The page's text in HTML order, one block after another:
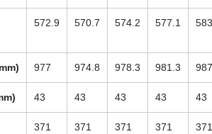
572.9 570.7 574.2 577.1
977 974.8 978.3 981.3
43 43 43 43 43
371 371 371 371 371